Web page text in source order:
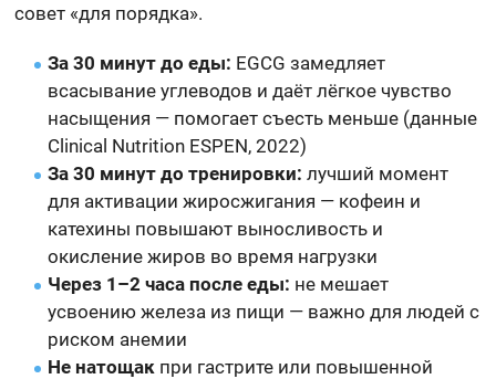
совет «для порядка».
За 30 минут до еды: EGCG замедляет
всасывание углеводов и даёт лёгкое чувство
насыщения — помогает съесть меньше (данные
Clinical Nutrition ESPEN, 2022)
За 30 минут до тренировки: лучший момент
для активации жиросжигания — кофеин и
катехины повышают выносливость и
окисление жиров во время нагрузки
Через 1–2 часа после еды: не мешает
усвоению железа из пищи — важно для людей с
риском анемии
Не натощак при гастрите или повышенной